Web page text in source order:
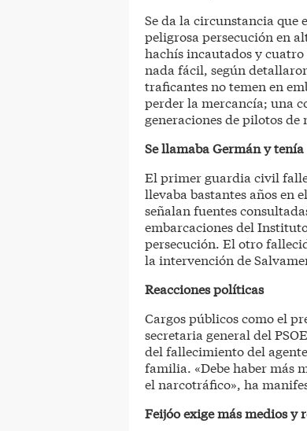
Se da la circunstancia que
peligrosa persecución en
hachís incautados y
nada fácil, según
traficantes no temen en
perder la mercancía; una
generaciones de pilotos de
Se llamaba Germán y
El primer guardia civil
llevaba bastantes años en
señalan fuentes
embarcaciones del
persecución. El otro
la intervención de
Reacciones políticas
Cargos públicos como el
secretaria general del
del fallecimiento del
familia. «Debe haber más
el narcotráfico», ha
Feijóo exige más medios